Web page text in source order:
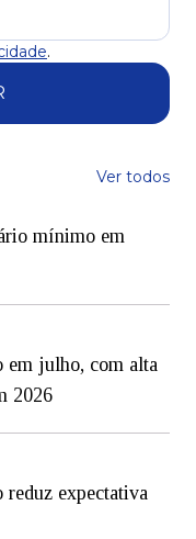
.
Ver todos
mínimo em
em julho, com alta
2026
reduz expectativa